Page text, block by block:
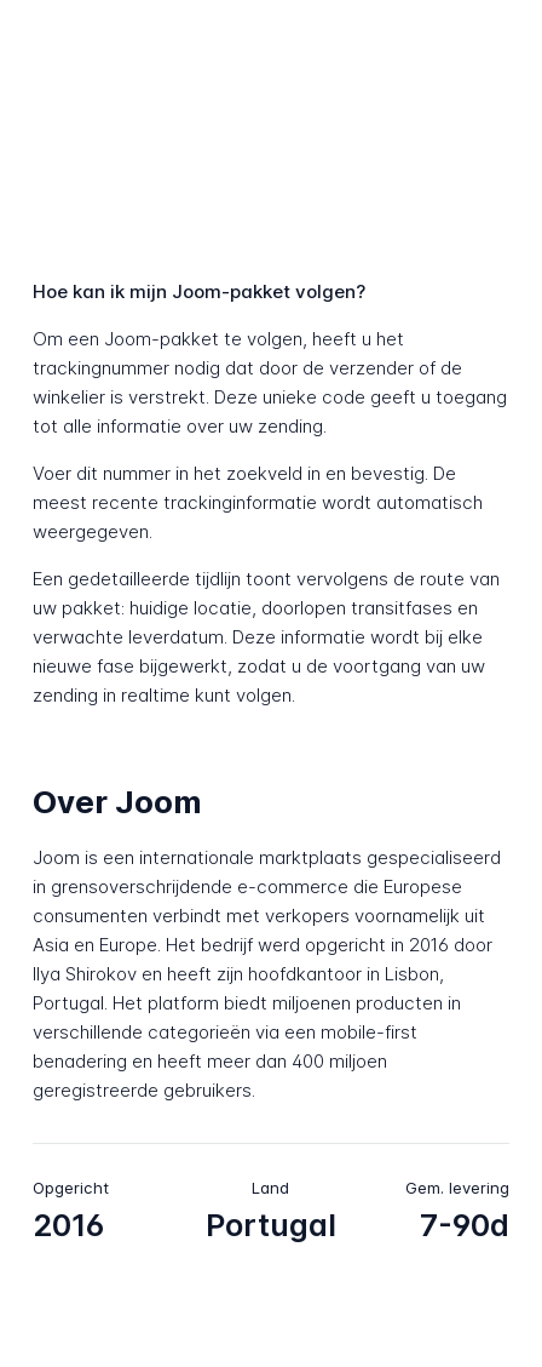
Hoe kan ik mijn Joom-pakket volgen?
Om een Joom-pakket te volgen, heeft u het
trackingnummer nodig dat door de verzender of de
winkelier is verstrekt. Deze unieke code geeft u toegang
tot alle informatie over uw zending.
Voer dit nummer in het zoekveld in en bevestig. De
meest recente trackinginformatie wordt automatisch
weergegeven.
Een gedetailleerde tijdlijn toont vervolgens de route van
uw pakket: huidige locatie, doorlopen transitfases en
verwachte leverdatum. Deze informatie wordt bij elke
nieuwe fase bijgewerkt, zodat u de voortgang van uw
zending in realtime kunt volgen.
Over Joom
Joom is een internationale marktplaats gespecialiseerd
in grensoverschrijdende e-commerce die Europese
consumenten verbindt met verkopers voornamelijk uit
Asia en Europe. Het bedrijf werd opgericht in 2016 door
Ilya Shirokov en heeft zijn hoofdkantoor in Lisbon,
Portugal. Het platform biedt miljoenen producten in
verschillende categorieën via een mobile-first
benadering en heeft meer dan 400 miljoen
geregistreerde gebruikers.
Opgericht
2016
Land
Portugal
Gem. levering
7-90d